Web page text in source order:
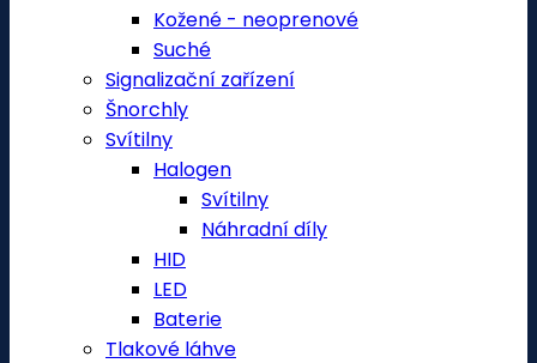
Kožené - neoprenové
Suché
Signalizační zařízení
Šnorchly
Svítilny
Halogen
Svítilny
Náhradní díly
HID
LED
Baterie
Tlakové láhve